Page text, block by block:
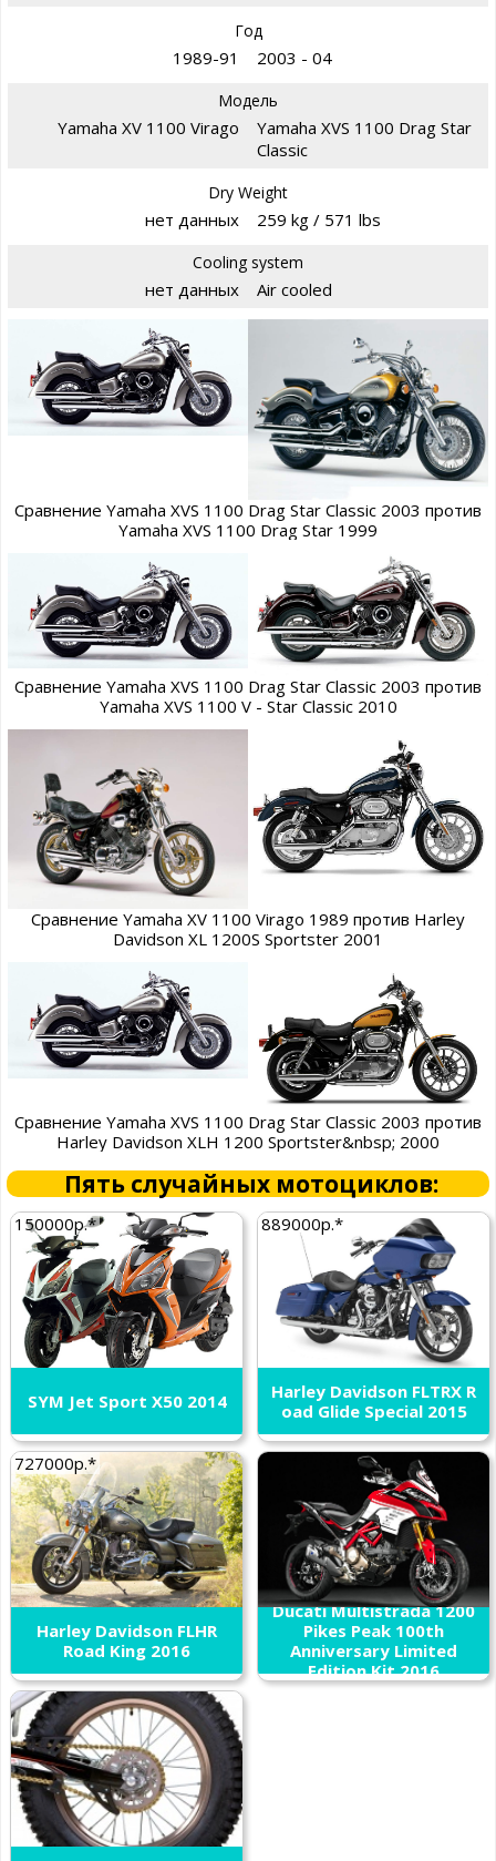
Год
1989-91 2003 - 04
Модель
Yamaha XV 1100 Virago
Yamaha XVS 1100 Drag Star
Classic
Dry Weight
нет данных 259 kg / 571 lbs
Cooling system
нет данных Air cooled
Сравнение Yamaha XVS 1100 Drag Star Classic 2003 против
Yamaha XVS 1100 Drag Star 1999
Сравнение Yamaha XVS 1100 Drag Star Classic 2003 против
Yamaha XVS 1100 V - Star Classic 2010
Сравнение Yamaha XV 1100 Virago 1989 против Harley
Davidson XL 1200S Sportster 2001
Сравнение Yamaha XVS 1100 Drag Star Classic 2003 против
Harley Davidson XLH 1200 Sportster&nbsp; 2000
Пять случайных мотоциклов:
150000р.*
SYM Jet Sport X50 2014
889000р.*
Harley Davidson FLTRX R
oad Glide Special 2015
727000р.*
Harley Davidson FLHR
Road King 2016
Ducati Multistrada 1200
Pikes Peak 100th
Anniversary Limited
Edition Kit 2016